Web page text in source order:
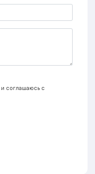
и соглашаюсь с